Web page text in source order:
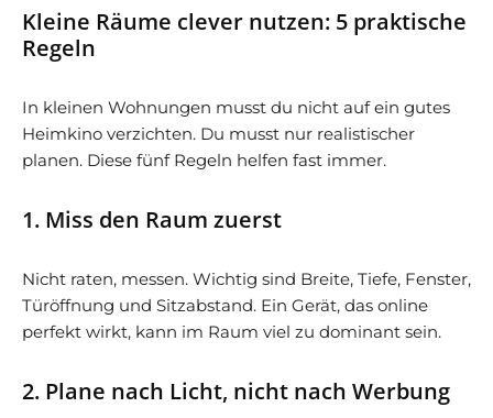
Kleine Räume clever nutzen: 5 praktische
Regeln
In kleinen Wohnungen musst du nicht auf ein gutes
Heimkino verzichten. Du musst nur realistischer
planen. Diese fünf Regeln helfen fast immer.
1. Miss den Raum zuerst
Nicht raten, messen. Wichtig sind Breite, Tiefe, Fenster,
Türöffnung und Sitzabstand. Ein Gerät, das online
perfekt wirkt, kann im Raum viel zu dominant sein.
2. Plane nach Licht, nicht nach Werbung